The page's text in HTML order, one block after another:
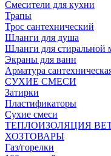
Смесители для кухни
Трапы
Трос сантехнический
Шланги для душа
Шланги для
Экраны для ванн
Арматура
СУХИЕ СМЕСИ
Затирки
Пластификаторы
Сухие смеси
ТЕПЛОИЗОЛЯЦИЯ
ХОЗТОВАРЫ
Газ/горелки